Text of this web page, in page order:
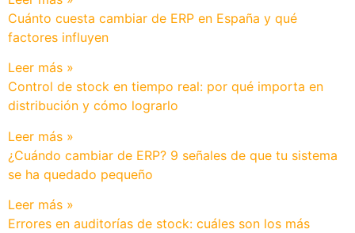
Cuánto cuesta cambiar de ERP en España y qué
factores influyen
Leer más »
Control de stock en tiempo real: por qué importa en
distribución y cómo lograrlo
Leer más »
¿Cuándo cambiar de ERP? 9 señales de que tu sistema
se ha quedado pequeño
Leer más »
Errores en auditorías de stock: cuáles son los más